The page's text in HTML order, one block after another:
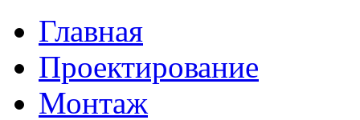
Главная
Проектирование
Монтаж